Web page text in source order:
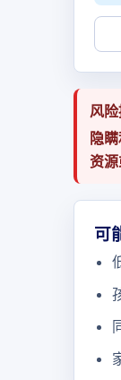
风
隐
资源
可